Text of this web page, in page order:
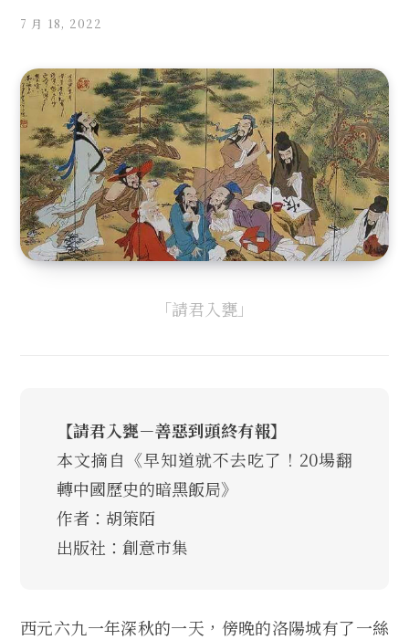
7 月 18, 2022
「請君入甕」
【請君入甕－善惡到頭終有報】
本文摘自《早知道就不去吃了！20場翻
轉中國歷史的暗黑飯局》
作者：胡策陌
出版社：創意市集
西元六九一年深秋的一天，傍晚的洛陽城有了一絲